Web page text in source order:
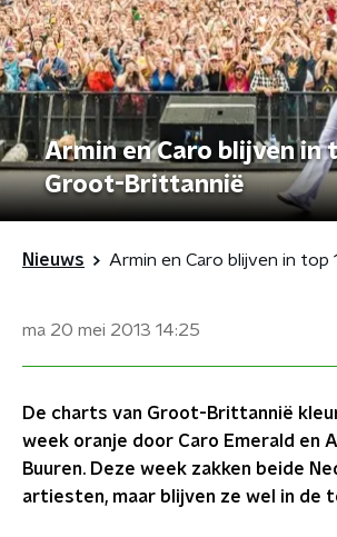
Armin en Caro blijven in
Groot-Brittannië
Nieuws
ma 20 mei 2013 14:25
De charts van Groot-Brittannië
week oranje door Caro Emerald en
Buuren. Deze week zakken beide
artiesten, maar blijven ze wel in de